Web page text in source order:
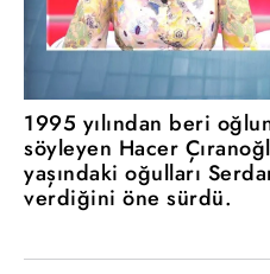
1995 yılından beri
söyleyen Hacer
yaşındaki oğulları
verdiğini öne sürdü.